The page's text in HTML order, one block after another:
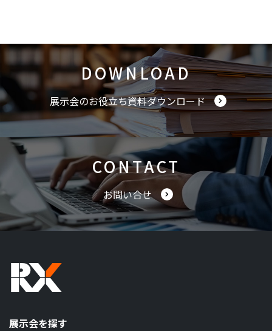
DOWNLOAD
展示会のお役立ち資料ダウンロード
CONTACT
お問い合せ
展示会を探す